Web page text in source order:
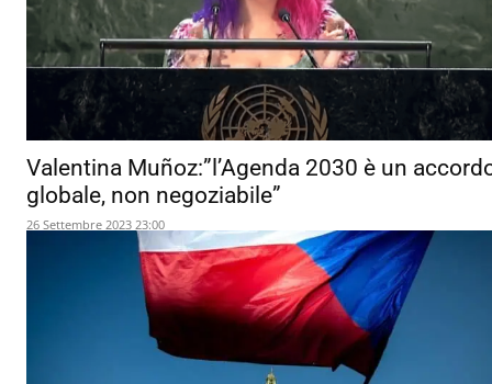
Valentina Muñoz:”l’Agenda 2030 è un
globale, non negoziabile”
26 Settembre 2023 23:00